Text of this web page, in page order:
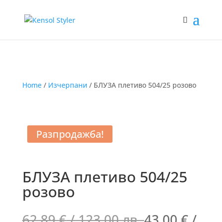
Home/ Изчерпани / БЛУЗА плетиво 504/25 розово
Разпродажба!
БЛУЗА плетиво 504/25
розово